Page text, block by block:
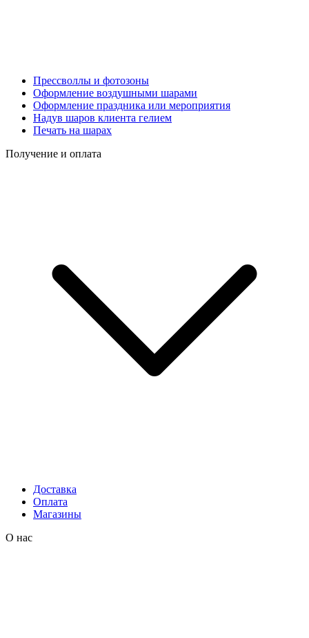
Прессволлы и фотозоны
Оформление воздушными шарами
Оформление праздника или мероприятия
Надув шаров клиента гелием
Печать на шарах
Получение и оплата
Доставка
Оплата
Магазины
О нас